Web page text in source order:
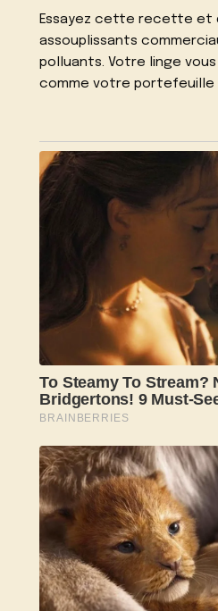
Essayez cette recette et
assouplissants
polluants. Votre linge
comme votre portefeuille